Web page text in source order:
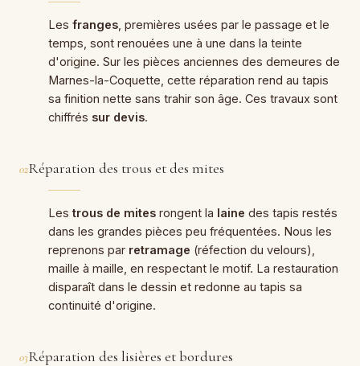
Les franges , premières usées par le passage et le
temps, sont renouées une à une dans la teinte
d'origine. Sur les pièces anciennes des demeures de
Marnes-la-Coquette, cette réparation rend au tapis
sa finition nette sans trahir son âge. Ces travaux sont
chiffrés sur devis.
02Réparation des trous et des mites
Lestrous de mites rongent la laine des tapis restés
dans les grandes pièces peu fréquentées. Nous les
reprenons par retramage (réfection du velours),
maille à maille, en respectant le motif. La restauration
disparaît dans le dessin et redonne au tapis sa
continuité d'origine.
03Réparation des lisières et bordures